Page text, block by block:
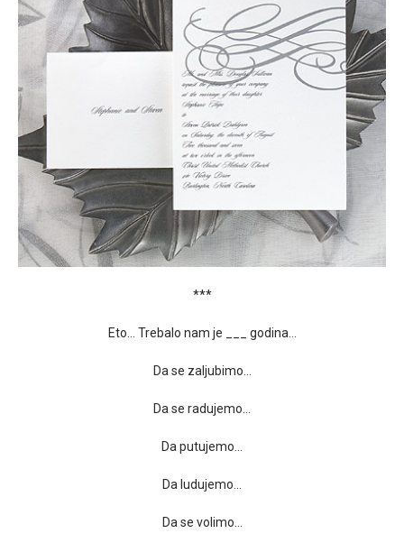
***
Eto… Trebalo nam je ___ godina…
Da se zaljubimo…
Da se radujemo…
Da putujemo…
Da ludujemo…
Da se volimo…